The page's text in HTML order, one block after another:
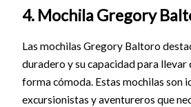
4. Mochila Gregory
Las mochilas Gregory Baltoro
duradero y su capacidad para llevar
forma cómoda. Estas mochilas son
excursionistas y aventureros que